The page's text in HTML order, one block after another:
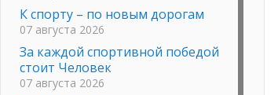
К спорту – по новым дорогам
07 августа 2026
За каждой спортивной победой
стоит Человек
07 августа 2026